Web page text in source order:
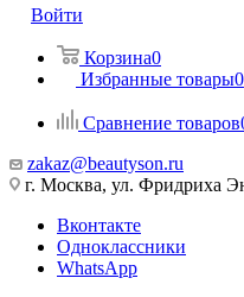
Войти
Корзина0
Избранные товары0
Сравнение товаров
zakaz@beautyson.ru
г. Москва, ул. Фридриха
Вконтакте
Одноклассники
WhatsApp